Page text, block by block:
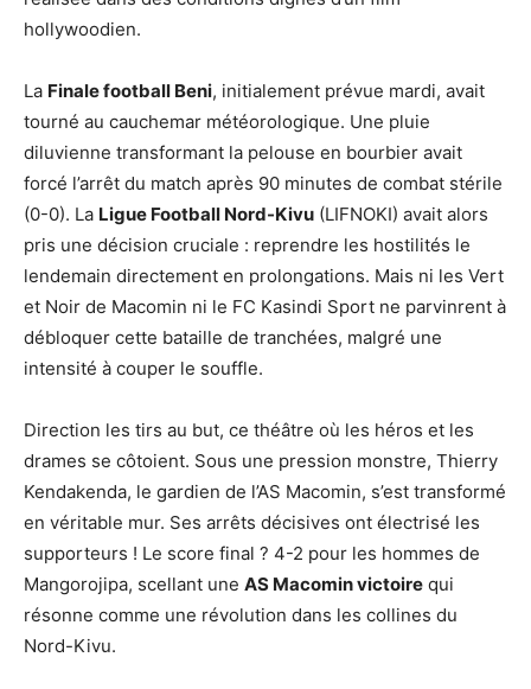
hollywoodien.
La Finale football Beni, initialement prévue mardi, avait
tourné au cauchemar météorologique. Une pluie
diluvienne transformant la pelouse en bourbier avait
forcé l’arrêt du match après 90 minutes de combat stérile
(0-0). La Ligue Football Nord-Kivu (LIFNOKI) avait alors
pris une décision cruciale : reprendre les hostilités le
lendemain directement en prolongations. Mais ni les Vert
et Noir de Macomin ni le FC Kasindi Sport ne parvinrent à
débloquer cette bataille de tranchées, malgré une
intensité à couper le souffle.
Direction les tirs au but, ce théâtre où les héros et les
drames se côtoient. Sous une pression monstre, Thierry
Kendakenda, le gardien de l’AS Macomin, s’est transformé
en véritable mur. Ses arrêts décisives ont électrisé les
supporteurs ! Le score final ? 4-2 pour les hommes de
Mangorojipa, scellant une AS Macomin victoire qui
résonne comme une révolution dans les collines du
Nord-Kivu.